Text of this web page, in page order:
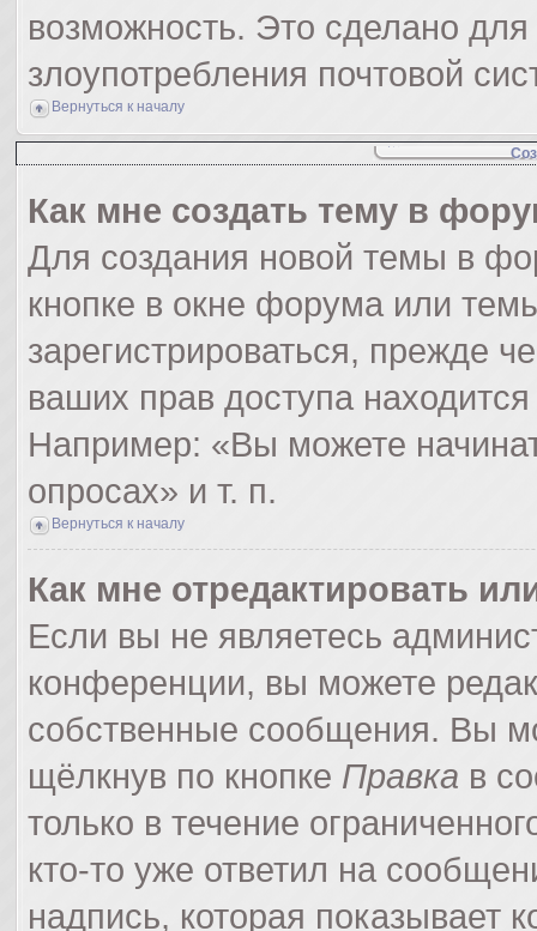
возможность. Это сделано для
злоупотребления почтовой
Вернуться к началу
Как мне создать тему в
Для создания новой темы в
кнопке в окне форума или
зарегистрироваться, прежде
ваших прав доступа
Например: «Вы можете
опросах» и т. п.
Вернуться к началу
Как мне отредактировать
Если вы не являетесь
конференции, вы можете
собственные сообщения. Вы
щёлкнув по кнопке Правка в
только в течение
кто-то уже ответил на
надпись, которая показывает